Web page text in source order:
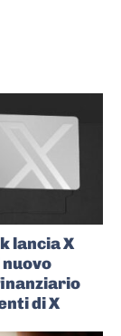
lancia X
di X